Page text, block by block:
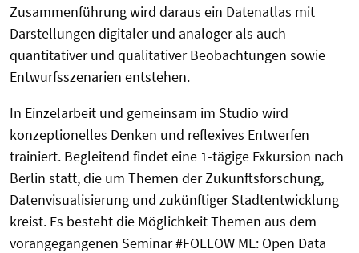
Zusammenführung wird daraus ein Datenatlas mit
Darstellungen digitaler und analoger als auch
quantitativer und qualitativer Beobachtungen sowie
Entwurfsszenarien entstehen.
In Einzelarbeit und gemeinsam im Studio wird
konzeptionelles Denken und reflexives Entwerfen
trainiert. Begleitend findet eine 1-tägige Exkursion nach
Berlin statt, die um Themen der Zukunftsforschung,
Datenvisualisierung und zukünftiger Stadtentwicklung
kreist. Es besteht die Möglichkeit Themen aus dem
vorangegangenen Seminar #FOLLOW ME: Open Data